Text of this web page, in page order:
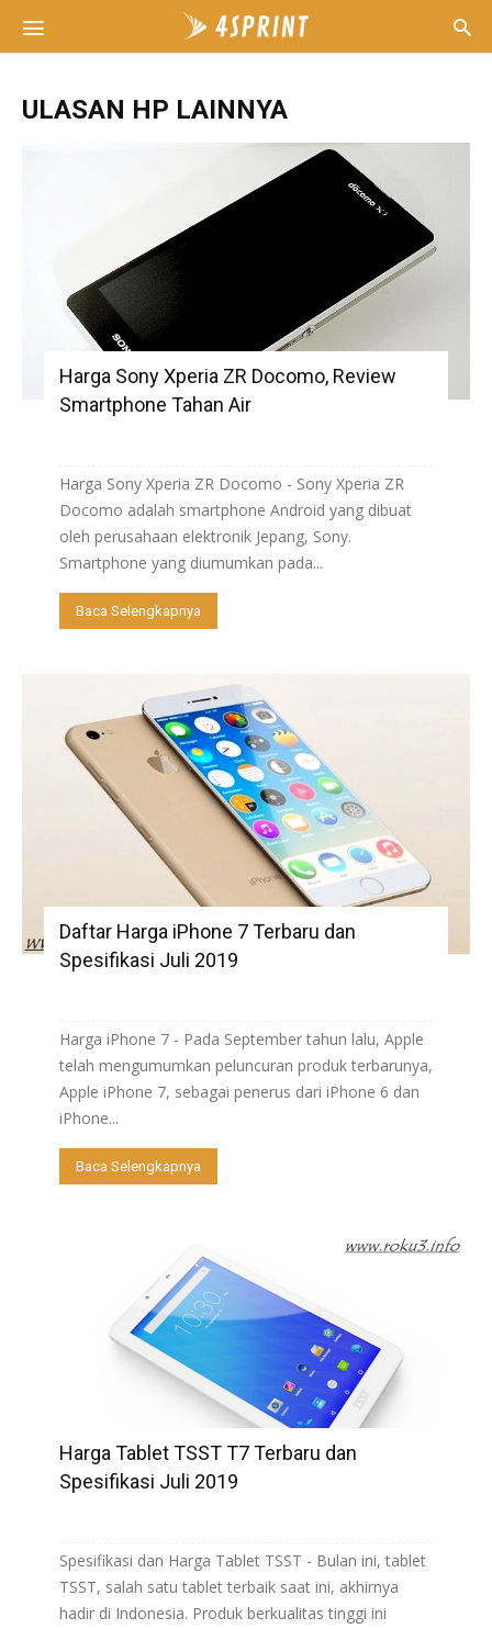
ULASAN HP LAINNYA
Harga Sony Xperia ZR Docomo, Review
Smartphone Tahan Air
Harga Sony Xperia ZR Docomo - Sony Xperia ZR
Docomo adalah smartphone Android yang dibuat
oleh perusahaan elektronik Jepang, Sony.
Smartphone yang diumumkan pada...
Baca Selengkapnya
Daftar Harga iPhone 7 Terbaru dan
Spesifikasi Juli 2019
Harga iPhone 7 - Pada September tahun lalu, Apple
telah mengumumkan peluncuran produk terbarunya,
Apple iPhone 7, sebagai penerus dari iPhone 6 dan
iPhone...
Baca Selengkapnya
Harga Tablet TSST T7 Terbaru dan
Spesifikasi Juli 2019
Spesifikasi dan Harga Tablet TSST - Bulan ini, tablet
TSST, salah satu tablet terbaik saat ini, akhirnya
hadir di Indonesia. Produk berkualitas tinggi ini